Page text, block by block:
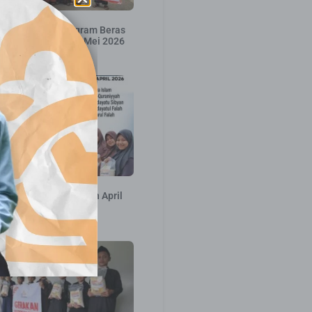
Distribusi Program Beras
Al-Qur’an – Mei 2026
31 Mei 2026
Pekan ke 2 Bulan April
16 April 2026